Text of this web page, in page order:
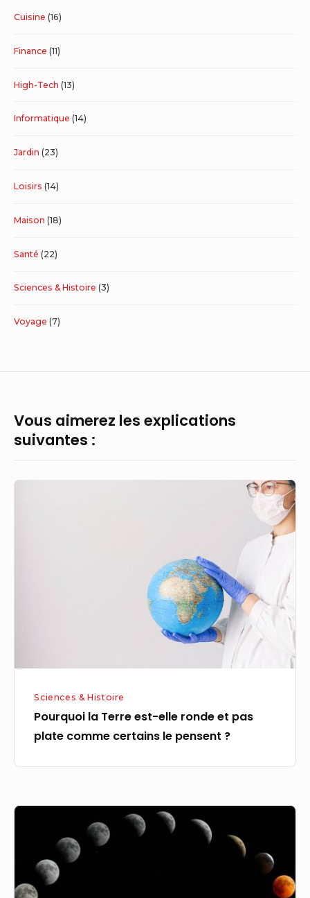
Cuisine (16)
Finance (11)
High-Tech (13)
Informatique (14)
Jardin (23)
Loisirs (14)
Maison (18)
Santé (22)
Sciences & Histoire (3)
Voyage (7)
Vous aimerez les explications
suivantes :
pensent
Sciences & Histoire
Pourquoi la Terre est-elle ronde et pas
plate comme certains le pensent ?
Pourquoi
t-